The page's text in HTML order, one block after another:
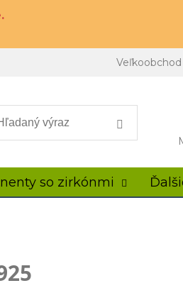
Veľkoobchod
so zirkónmi